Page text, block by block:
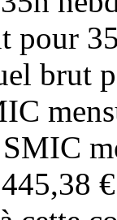
pour
brut